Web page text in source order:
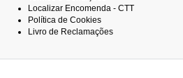
Localizar Encomenda - CTT
Política de Cookies
Livro de Reclamações